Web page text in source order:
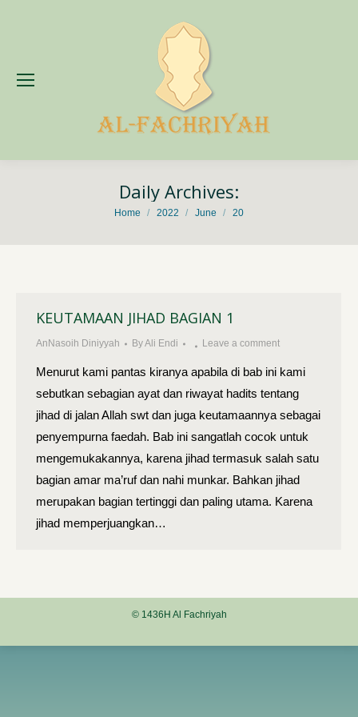
Daily Archives:
You are here:
Home 2022 June 20
KEUTAMAAN JIHAD BAGIAN 1
AnNasoih Diniyyah ByAli Endi Leave a comment
Menurut kami pantas kiranya apabila di bab ini kami
sebutkan sebagian ayat dan riwayat hadits tentang
jihad di jalan Allah swt dan juga keutamaannya sebagai
penyempurna faedah. Bab ini sangatlah cocok untuk
mengemukakannya, karena jihad termasuk salah satu
bagian amar ma’ruf dan nahi munkar. Bahkan jihad
merupakan bagian tertinggi dan paling utama. Karena
jihad memperjuangkan…
© 1436H Al Fachriyah